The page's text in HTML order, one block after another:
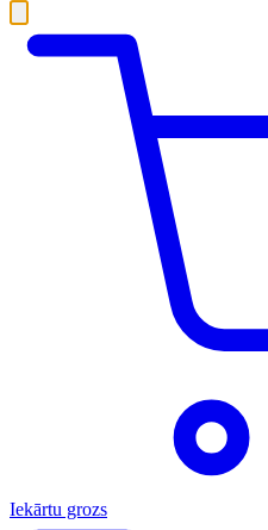
Iekārtu grozs